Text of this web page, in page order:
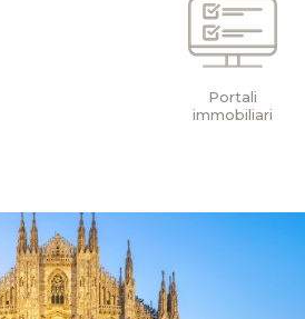
Portali
immobiliari